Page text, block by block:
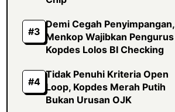
Demi Cegah Penyimpangan,
Menkop Wajibkan Pengurus
Kopdes Lolos BI Checking
Tidak Penuhi Kriteria Open
Loop, Kopdes Merah Putih
Bukan Urusan OJK